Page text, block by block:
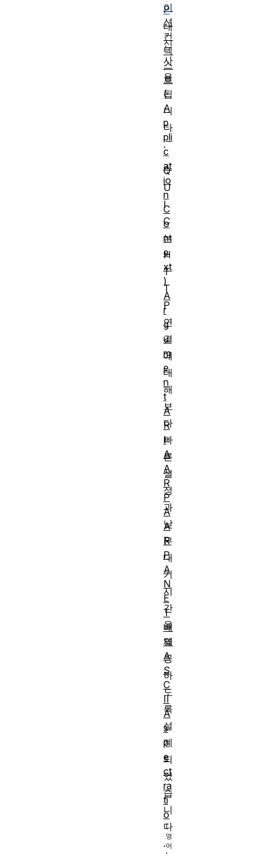
P
대
신
사
용
됩
니
다
.
Q
U
I
C
는
H
T
T
P
연
결
에
대
해
보
다
빠
른
설
정
과
낮
은
대
기
시
간
을
제
공
하
도
록
설
계
되
었
습
니
다
.
이
션
컨
텍
스
트
(
A
p
pli
c
at
io
n
C
o
nt
e
xt
)
A
r
g
u
m
e
n
t
A
R
I
A
A
R
P
A
A
R
P
A
N
E
T
배
열
A
S
C
II
A
s
p
e
ct
ra
ti
o